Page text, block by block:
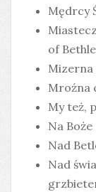
Mędrcy
of
Mizerna
Mroźna
My też,
Na
Nad
Nad